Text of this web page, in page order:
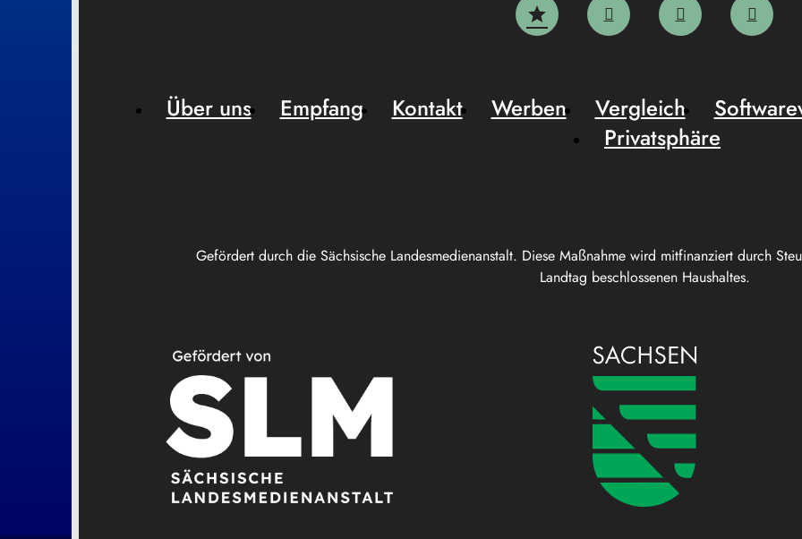
Gefördert durch die Sächsische Landesmedienanstalt. Diese Maßnahme wird mitfinanziert durch
Landtag beschlossenen Haushaltes.
Über uns Empfang Kontakt Werben Vergleich
Privatsphäre